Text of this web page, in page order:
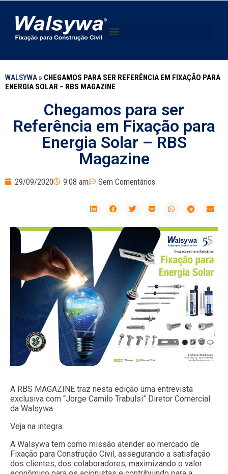
WALSYWA» CHEGAMOS PARA SER REFERÊNCIA EM FIXAÇÃO PARA
ENERGIA SOLAR – RBS MAGAZINE
Chegamos para ser
Referência em Fixação para
Energia Solar – RBS
Magazine
29/09/2020 9:08 am Sem Comentários
A RBS MAGAZINE traz nesta edição uma entrevista
exclusiva com “Jorge Camilo Trabulsi” Diretor Comercial
da Walsywa
Veja na integra:
A Walsywa tem como missão atender ao mercado de
Fixação para Construção Civil, assegurando a satisfação
dos clientes, dos colaboradores, maximizando o valor